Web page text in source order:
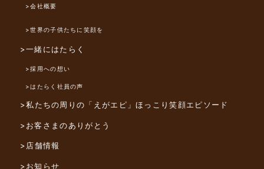
>会社概要
>世界の子供たちに笑顔を
>一緒にはたらく
>採用への想い
>はたらく社員の声
>私たちの周りの「えがエピ」ほっこり笑顔エピソード
>お客さまのありがとう
>店舗情報
>お知らせ